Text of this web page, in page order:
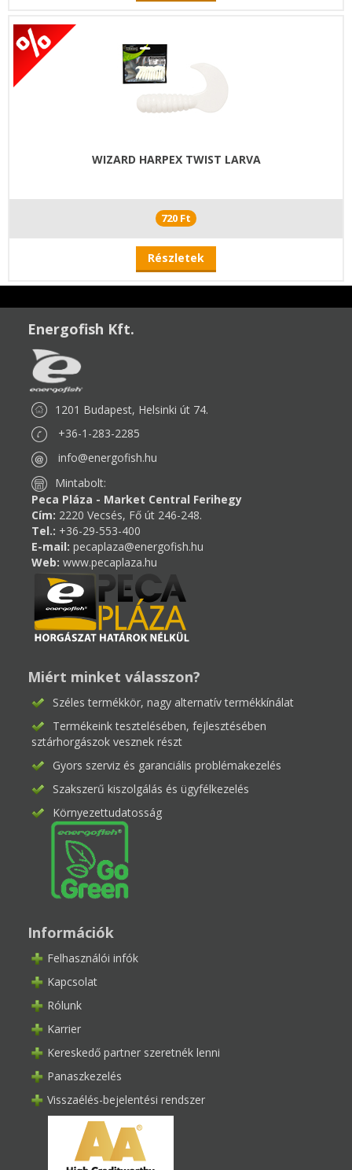
WIZARD HARPEX TWIST LARVA
720 Ft
Részletek
Energofish Kft.
1201 Budapest, Helsinki út 74.
+36-1-283-2285
info@energofish.hu
Mintabolt:
Peca Pláza - Market Central Ferihegy
Cím: 2220 Vecsés, Fő út 246-248.
Tel.: +36-29-553-400
E-mail: pecaplaza@energofish.hu
Web: www.pecaplaza.hu
Miért minket válasszon?
Széles termékkör, nagy alternatív termékkínálat
Termékeink tesztelésében, fejlesztésében
sztárhorgászok vesznek részt
Gyors szerviz és garanciális problémakezelés
Szakszerű kiszolgálás és ügyfélkezelés
Környezettudatosság
Információk
Felhasználói infók
Kapcsolat
Rólunk
Karrier
Kereskedő partner szeretnék lenni
Panaszkezelés
Visszaélés-bejelentési rendszer